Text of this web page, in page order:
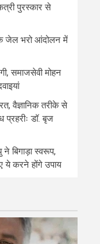
पुरस्कार से
के जेल भरो आंदोलन में
समाजसेवी मोहन
वैज्ञानिक तरीके से
प्रहरीः डॉ. बृज
बिगाड़ा स्वरूप,
ये करने होंगे उपाय